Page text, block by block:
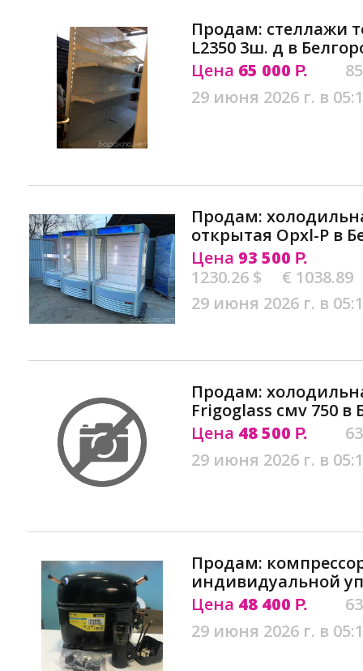
Продам: стеллажи
L2350 3ш. д в
Цена 65 000 Р.
29 июня 2026 г. в
Продам:
открытая Opxl-P в
Цена 93 500 Р.
1230.26 $
€ 1038.89
29 июня 2026 г. в
Продам:
Frigoglass смv 750 в
Цена 48 500 Р.
29 июня 2026 г. в
Продам: компрессор
индивидуальной
Цена 48 400 Р.
29 июня 2026 г. в